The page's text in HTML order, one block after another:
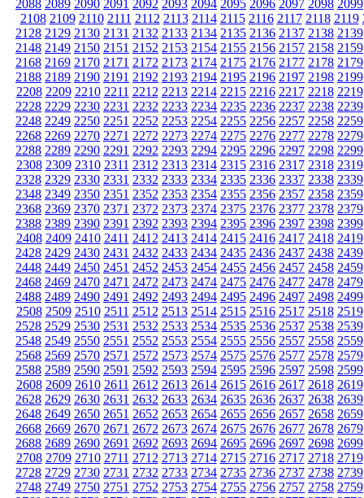
2088 2089 2090 2091 2092 2093 2094 2095 2096 2097 2098 2099
2108 2109 2110 2111 2112 2113 2114 2115 2116 2117 2118 2119
2128 2129 2130 2131 2132 2133 2134 2135 2136 2137 2138 2139
2148 2149 2150 2151 2152 2153 2154 2155 2156 2157 2158 2159
2168 2169 2170 2171 2172 2173 2174 2175 2176 2177 2178 2179
2188 2189 2190 2191 2192 2193 2194 2195 2196 2197 2198 2199
2208 2209 2210 2211 2212 2213 2214 2215 2216 2217 2218 2219
2228 2229 2230 2231 2232 2233 2234 2235 2236 2237 2238 2239
2248 2249 2250 2251 2252 2253 2254 2255 2256 2257 2258 2259
2268 2269 2270 2271 2272 2273 2274 2275 2276 2277 2278 2279
2288 2289 2290 2291 2292 2293 2294 2295 2296 2297 2298 2299
2308 2309 2310 2311 2312 2313 2314 2315 2316 2317 2318 2319
2328 2329 2330 2331 2332 2333 2334 2335 2336 2337 2338 2339
2348 2349 2350 2351 2352 2353 2354 2355 2356 2357 2358 2359
2368 2369 2370 2371 2372 2373 2374 2375 2376 2377 2378 2379
2388 2389 2390 2391 2392 2393 2394 2395 2396 2397 2398 2399
2408 2409 2410 2411 2412 2413 2414 2415 2416 2417 2418 2419
2428 2429 2430 2431 2432 2433 2434 2435 2436 2437 2438 2439
2448 2449 2450 2451 2452 2453 2454 2455 2456 2457 2458 2459
2468 2469 2470 2471 2472 2473 2474 2475 2476 2477 2478 2479
2488 2489 2490 2491 2492 2493 2494 2495 2496 2497 2498 2499
2508 2509 2510 2511 2512 2513 2514 2515 2516 2517 2518 2519
2528 2529 2530 2531 2532 2533 2534 2535 2536 2537 2538 2539
2548 2549 2550 2551 2552 2553 2554 2555 2556 2557 2558 2559
2568 2569 2570 2571 2572 2573 2574 2575 2576 2577 2578 2579
2588 2589 2590 2591 2592 2593 2594 2595 2596 2597 2598 2599
2608 2609 2610 2611 2612 2613 2614 2615 2616 2617 2618 2619
2628 2629 2630 2631 2632 2633 2634 2635 2636 2637 2638 2639
2648 2649 2650 2651 2652 2653 2654 2655 2656 2657 2658 2659
2668 2669 2670 2671 2672 2673 2674 2675 2676 2677 2678 2679
2688 2689 2690 2691 2692 2693 2694 2695 2696 2697 2698 2699
2708 2709 2710 2711 2712 2713 2714 2715 2716 2717 2718 2719
2728 2729 2730 2731 2732 2733 2734 2735 2736 2737 2738 2739
2748 2749 2750 2751 2752 2753 2754 2755 2756 2757 2758 2759